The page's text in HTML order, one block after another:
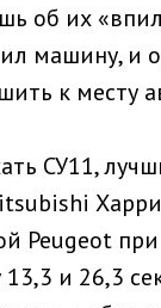
об их
машину, и
к месту
СУ11,
Peugeot
и 26,3